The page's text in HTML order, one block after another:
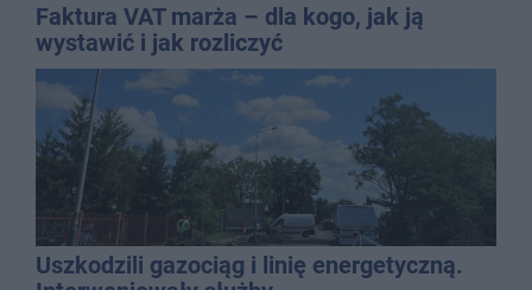
Faktura VAT marża – dla kogo, jak ją
wystawić i jak rozliczyć
Uszkodzili gazociąg i linię energetyczną.